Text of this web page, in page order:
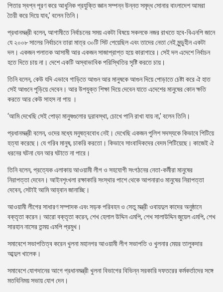
পিতার স্বপ্ন পূরণ করে আধুনিক প্রযুক্তি জ্ঞান সম্পন্ন উন্নত সমৃদ্ধ সোনার বাংলাদেশ আমরা
তৈরী করে দিয়ে যাব,’ বলেন তিনি।
প্রধানমন্ত্রী বলেন, আগামীতে নির্বাচনের সময় একটা বিষয়ে সকলকে নজর রাখতে হবে-বিএনপি জানে
যে ২০০৮ সালের নির্বাচনে তারা মাত্র ৩০টি সিট পেয়েছিল এবং তাদের নেতা নেই মুন্ডুহীন একটা
দল। একজন পলাতক আসামী আর একজন সাজাপ্রাপ্ত হয়ে কারাগারে। সেই দল এদেশে নির্বাচন
হতে দিতে চায় না। দেশে একটি অস্বাভাবিক পরিস্থিতির সৃষ্টি করতে চায়।
তিনি বলেন, কেউ যদি এভাবে গাড়িতে আগুন আর মানুষকে আগুন দিয়ে পোড়াতে চেষ্টা করে ঐ হাত
সেই আগুনে পুড়িয়ে দেবেন। আর উপযুক্ত শিক্ষা দিয়ে দেবেন যাতে এদেশের মানুষের কোন ক্ষতি
করতে আর কেউ সাহস না পায় ।
‘আমি দেখেছি সেই পোড়া মানুষগুলোর দুরাবস্থা, চোখে পানি রাখা যায় না,’ বলেন তিনি।
প্রধানমন্ত্রী বলেন, ওদের মধ্যে মনুষত্ববোধ নেই। দেখেছি একজন পুলিশ সদস্যকে কিভাবে পিটিয়ে
হত্যা করেছে। যে গরিব মানুষ, চাকরি করতো। কিভাবে সাংবাদিকদের বেদম পিটিয়েছে। কাজেই ঐ
ধরনের ঘটনা যেন আর ঘটাতে না পারে।
তিনি বলেন, প্রত্যেক এলাকায় আওয়ামী লীগ ও সহযোগী সংগঠনের নেতা-কর্মীরা মানুষের
নিরাপত্তা দেবেন। আইনশৃংখলা রক্ষাকারি সংস্থার পাশে থেকে আপনারাও মানুষের নিরাপত্তা
দেবেন, সেটাই আমি আহ্বান জানাচ্ছি।
আওয়ামী লীগের সাধারণ সম্পাদক এবং সড়ক পরিবহন ও সেতু মন্ত্রী ওবায়দুল কাদের অনুষ্ঠানে
বক্তৃতা করেন। আরো বক্তৃতা করেন, শেখ হেলাল উদ্দিন এমপি, শেখ সালাউদ্দিন জুয়েল এমপি, শেখ
সারহান নাসের তন্ময় এমপি প্রমুখ।
সমাবেশে সভাপতিত্ব করেন খুলনা মহানগর আওয়ামী লীগ সভাপতি ও খুলনার মেয়র তালুকদার
আব্দুল খালেক।
সমাবেশে যোগদানের আগে প্রধানমন্ত্রী খুলনা বিভাগের বিভিন্ন সরকারি দফতরের কর্মকর্তাদের সঙ্গে
মতবিনিময় সভায় যোগ দেন।